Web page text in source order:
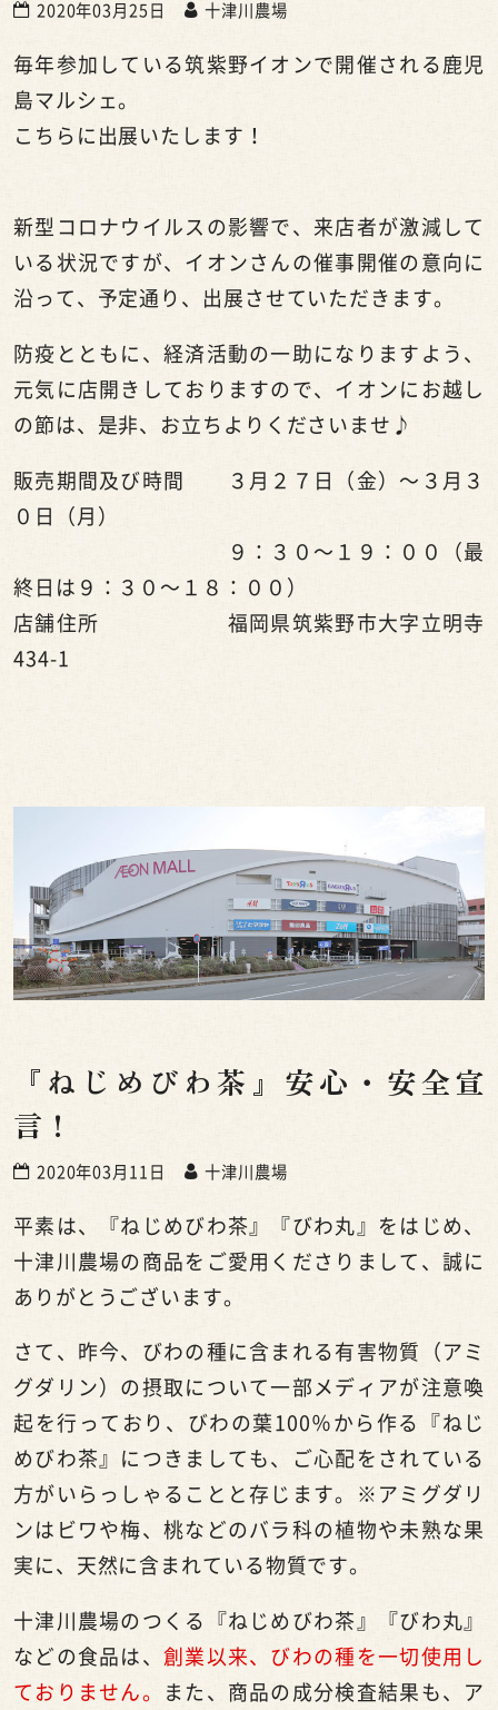
2020年03月25日 十津川農場
毎年参加している筑紫野イオンで開催される鹿児
島マルシェ。
こちらに出展いたします！
新型コロナウイルスの影響で、来店者が激減して
いる状況ですが、イオンさんの催事開催の意向に
沿って、予定通り、出展させていただきます。
防疫とともに、経済活動の一助になりますよう、
元気に店開きしておりますので、イオンにお越し
の節は、是非、お立ちよりくださいませ♪
販売期間及び時間 ３月２７日（金）～３月３
０日（月）
９：３０～１９：００（最
終日は９：３０～１８：００）
店舗住所 福岡県筑紫野市大字立明寺
434-1
『ねじめびわ茶』安心・安全宣
言！
2020年03月11日 十津川農場
平素は、『ねじめびわ茶』『びわ丸』をはじめ、
十津川農場の商品をご愛用くださりまして、誠に
ありがとうございます。
さて、昨今、 びわの種に含まれる有害物質（アミ
グダリン）の摂取について一部メディアが注意喚
起を行っており、 びわの葉100％から作る『ねじ
めびわ茶』につきましても、ご心配をされている
方がいらっしゃることと存じます。※アミグダリ
ンはビワや梅、桃などのバラ科の植物や未熟な果
実に、天然に含まれている物質です。
十津川農場のつくる『ねじめびわ茶』『びわ丸』
などの食品は、創業以来、びわの種を一切使用し
ておりません。 また、商品の成分検査結果も、ア